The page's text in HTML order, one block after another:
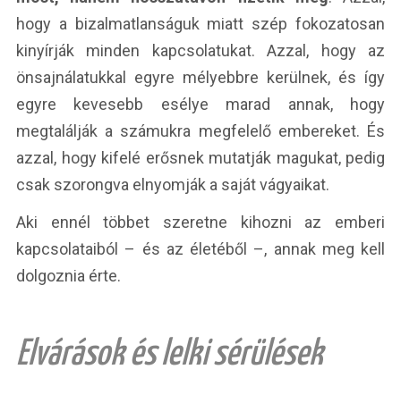
hogy a bizalmatlanságuk miatt szép fokozatosan
kinyírják minden kapcsolatukat. Azzal, hogy az
önsajnálatukkal egyre mélyebbre kerülnek, és így
egyre kevesebb esélye marad annak, hogy
megtalálják a számukra megfelelő embereket. És
azzal, hogy kifelé erősnek mutatják magukat, pedig
csak szorongva elnyomják a saját vágyaikat.
Aki ennél többet szeretne kihozni az emberi
kapcsolataiból – és az életéből –, annak meg kell
dolgoznia érte.
Elvárások és lelki sérülések